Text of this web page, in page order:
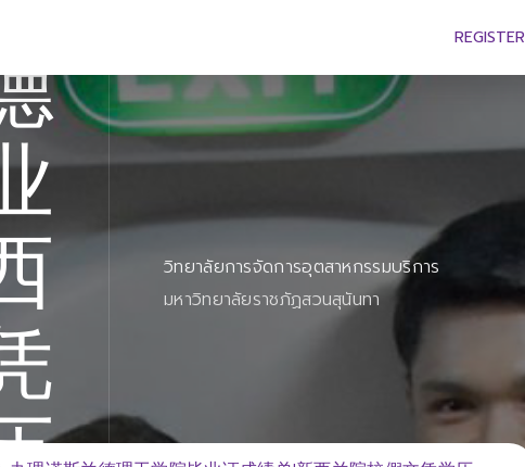
REGISTER
วิทยาลัยการจัดการอุตสาหกรรมบริการ
มหาวิทยาลัยราชภัฏสวนสุนันทา